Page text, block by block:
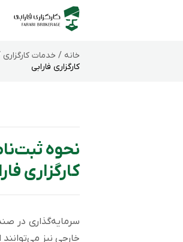
خانه / خدمات کارگزاری
کارگزاری فارابی
نحوه
کارگزاری
سرمایه‌گذاری در
خارجی نیز